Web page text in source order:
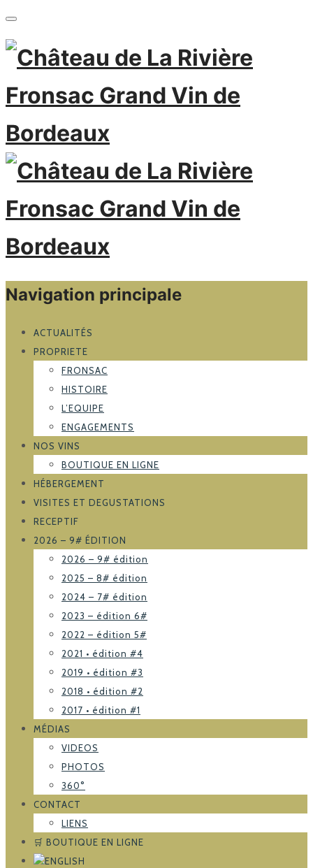
Navigation principale
ACTUALITÉS
PROPRIETE
FRONSAC
HISTOIRE
L’EQUIPE
ENGAGEMENTS
NOS VINS
BOUTIQUE EN LIGNE
HÉBERGEMENT
VISITES ET DEGUSTATIONS
RECEPTIF
2026 – 9# ÉDITION
2026 – 9# édition
2025 – 8# édition
2024 – 7# édition
2023 – édition 6#
2022 – édition 5#
2021 • édition #4
2019 • édition #3
2018 • édition #2
2017 • édition #1
MÉDIAS
VIDEOS
PHOTOS
360°
CONTACT
LIENS
🛒 BOUTIQUE EN LIGNE